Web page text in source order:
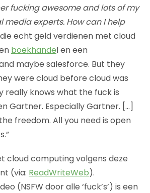
fucking awesome and lots of my
media experts. How can I help
die echt geld verdienen met cloud
boekhandel en een
maybe salesforce. But they
were cloud before cloud was
really knows what the fuck is
Gartner. Especially Gartner. […]
freedom. All you need is open
cloud computing volgens deze
(via: ReadWriteWeb).
(NSFW door alle ‘fuck’s’) is een